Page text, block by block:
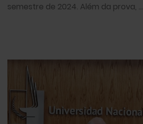
semestre de 2024. Além da prova, ...